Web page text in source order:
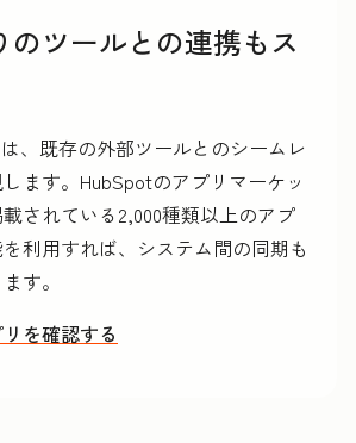
のツールとの連携もス
、既存の外部ツールとのシームレ
ます。HubSpotのアプリマーケッ
載されている2,000種類以上のアプ
利用すれば、システム間の同期も
す。
を確認する